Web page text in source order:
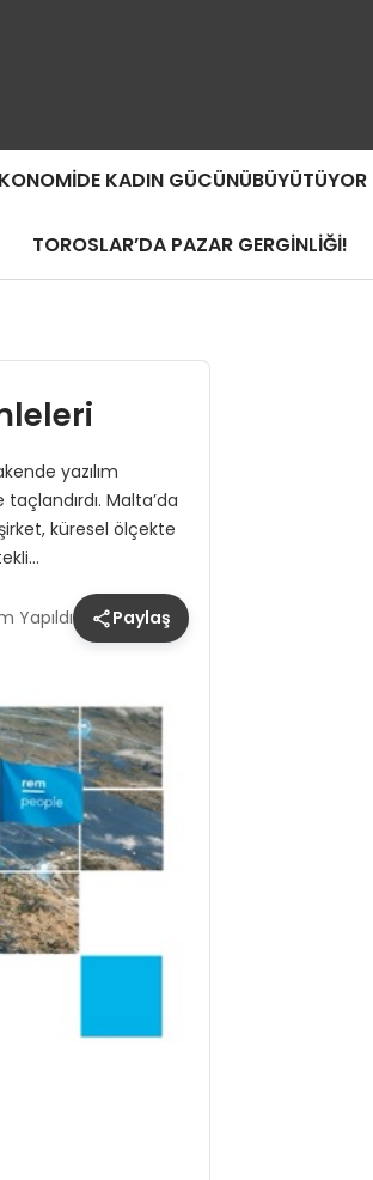
KADIN GÜCÜNÜBÜYÜTÜYOR
TOROSLAR’DA PAZAR GERGİNLİĞİ!
yazılım
Malta’da
küresel ölçekte
Yapıldı Paylaş